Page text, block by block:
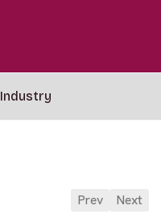
Industry
Prev Next